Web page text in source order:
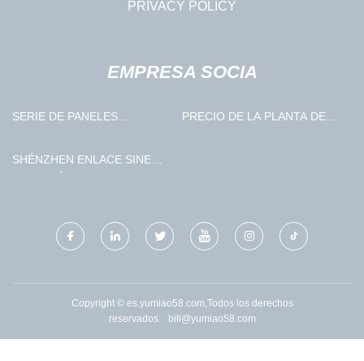
PRIVACY POLICY
EMPRESA SOCIA
SERIE DE PANELES
FABRICADOS EN CHINA
PRECIO DE LA PLANTA DE
SHÉNZHEN ENLACE SINE
Copyright © es.yumiao58.com,Todos los derechos
reservados.
bill@yumiao58.com